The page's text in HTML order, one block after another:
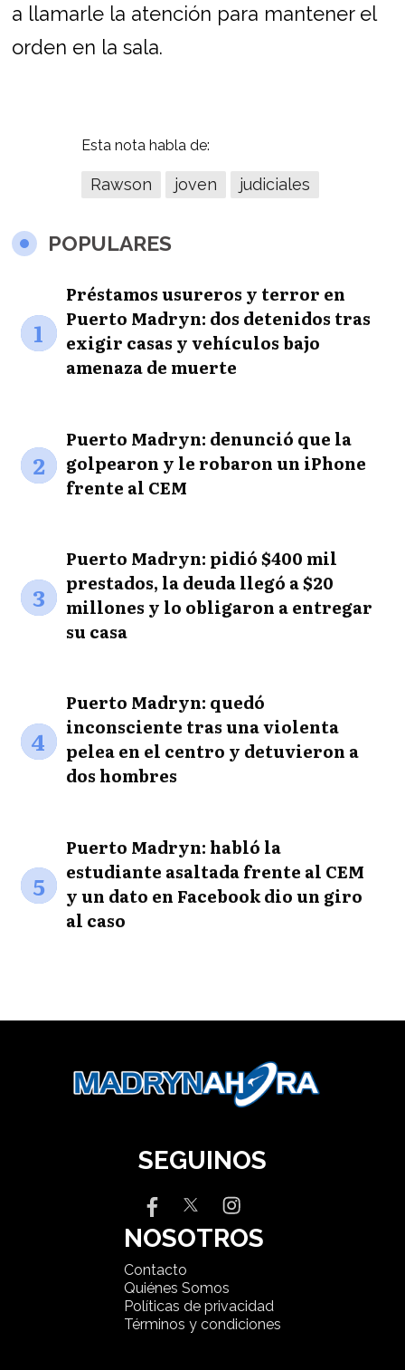
a llamarle la atención para mantener el
orden en la sala.
Esta nota habla de:
Rawson joven judiciales
POPULARES
1
Préstamos usureros y terror en
Puerto Madryn: dos detenidos tras
exigir casas y vehículos bajo
amenaza de muerte
2
Puerto Madryn: denunció que la
golpearon y le robaron un iPhone
frente al CEM
3
Puerto Madryn: pidió $400 mil
prestados, la deuda llegó a $20
millones y lo obligaron a entregar
su casa
4
Puerto Madryn: quedó
inconsciente tras una violenta
pelea en el centro y detuvieron a
dos hombres
5
Puerto Madryn: habló la
estudiante asaltada frente al CEM
y un dato en Facebook dio un giro
al caso
SEGUINOS
NOSOTROS
Contacto
Quiénes Somos
Políticas de privacidad
Términos y condiciones